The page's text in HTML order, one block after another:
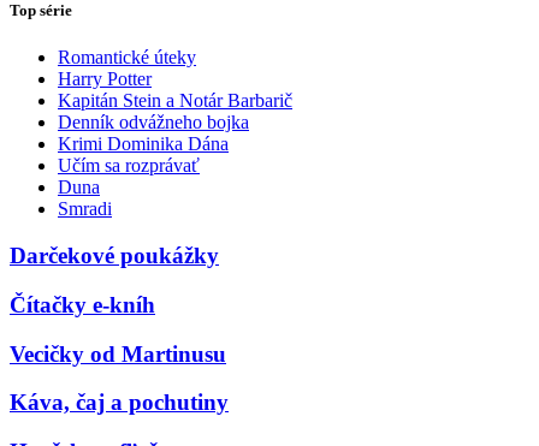
Top série
Romantické úteky
Harry Potter
Kapitán Stein a Notár Barbarič
Denník odvážneho bojka
Krimi Dominika Dána
Učím sa rozprávať
Duna
Smradi
Darčekové poukážky
Čítačky e-kníh
Vecičky od Martinusu
Káva, čaj a pochutiny